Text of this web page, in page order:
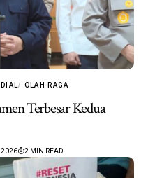
OLAH RAGA
Terbesar Kedua
2026 2 MIN READ